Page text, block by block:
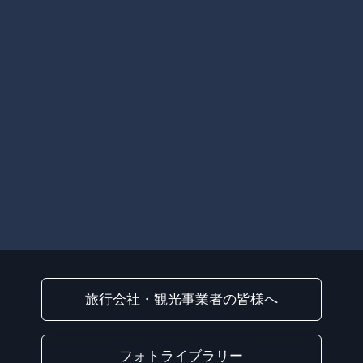
旅行会社・観光事業者の皆様へ
フォトライブラリー